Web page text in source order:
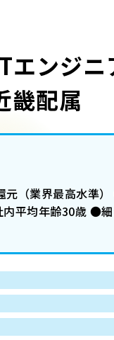
ンジ
畿配属
（業界最高水準
平均年齢30歳 ●